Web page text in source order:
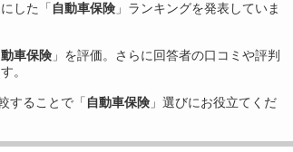
した「 自動車保険 」ランキングを発表していま
動車保険 」を評価。さらに回答者の口コミや評判
。
することで「 自動車保険 」選びにお役立てくだ